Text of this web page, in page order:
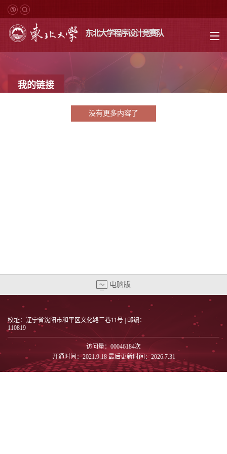
东北大学程序设计竞赛队
我的链接
没有更多内容了
电脑版
校址：辽宁省沈阳市和平区文化路三巷11号 | 邮编：
110819
访问量：00046184次
开通时间：2021.9.18 最后更新时间：2026.7.31